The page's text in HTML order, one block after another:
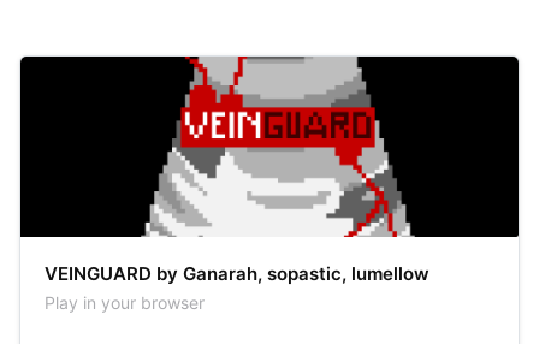
VEINGUARD by Ganarah, sopastic, lumellow
Play in your browser